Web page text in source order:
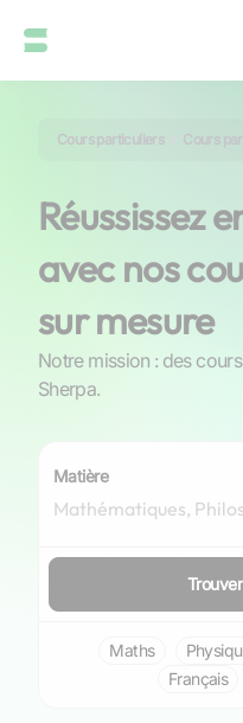
Cours particuliers Cours
Réussissez
avec nos
sur mesure
Notre mission : des
Sherpa.
Matière
Maths
Français